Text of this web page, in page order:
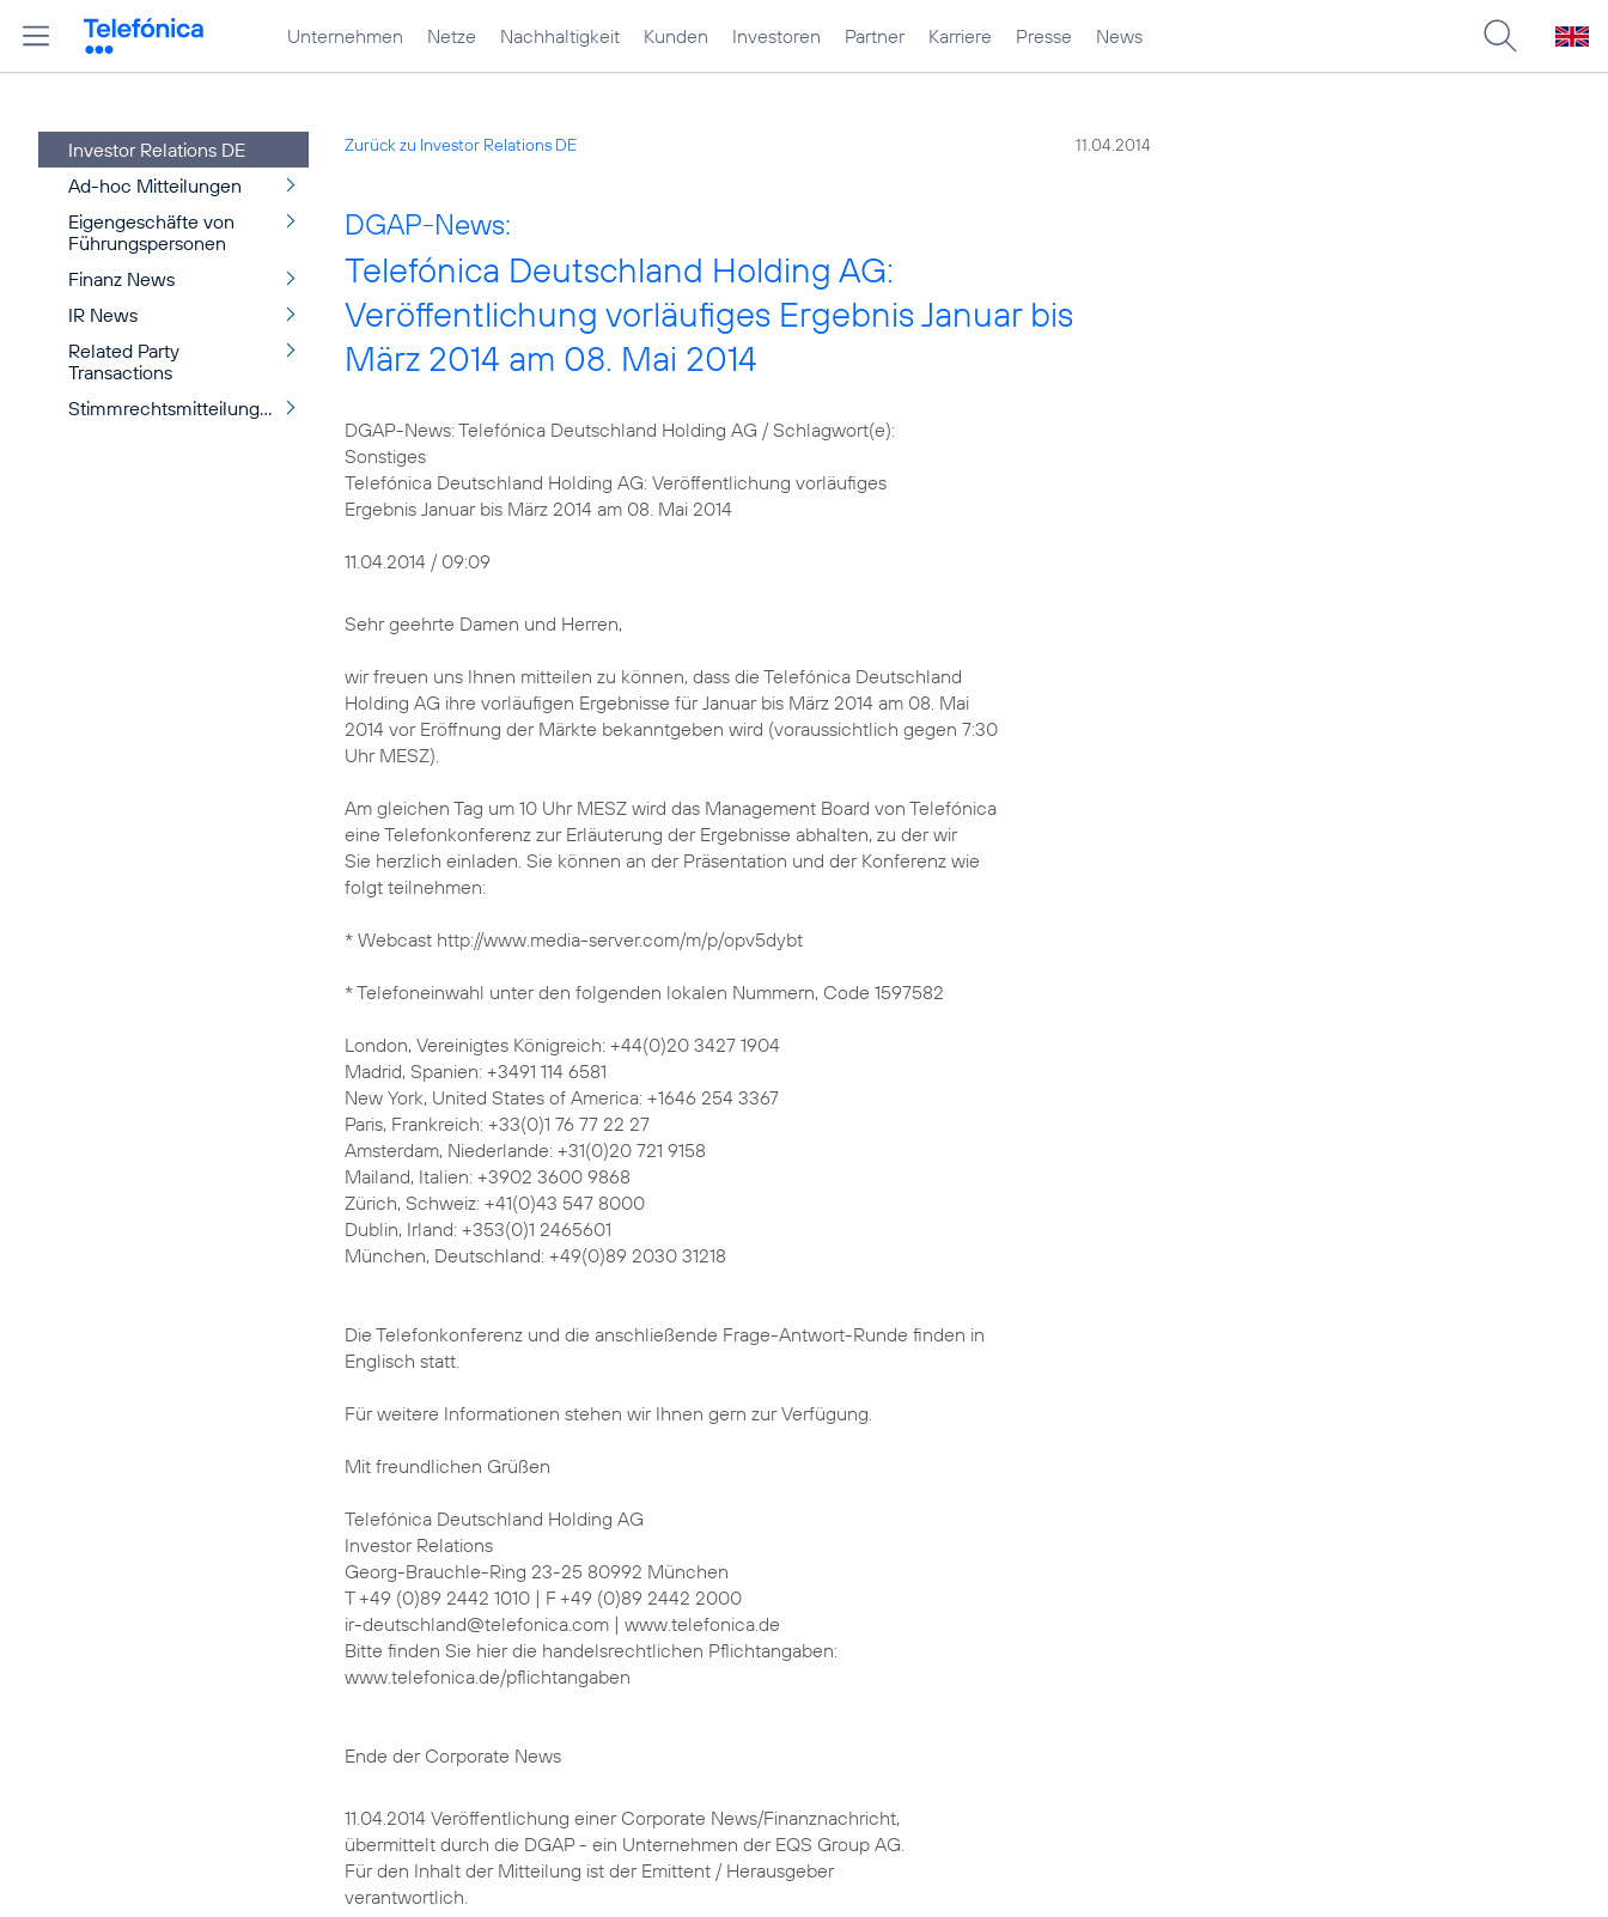
Unternehmen Netze Nachhaltigkeit Kunden Investoren Partner Karriere Presse News
Investor Relations DE
Ad-hoc Mitteilungen
Eigengeschäfte von
Führungspersonen
Finanz News
IR News
Related Party
Transactions
Stimmrechtsmitteilungen
Zurück zu Investor Relations DE 11.04.2014
DGAP-News:
Telefónica Deutschland Holding AG:
Veröffentlichung vorläufiges Ergebnis Januar bis
März 2014 am 08. Mai 2014
DGAP-News: Telefónica Deutschland Holding AG / Schlagwort(e):
Sonstiges
Telefónica Deutschland Holding AG: Veröffentlichung vorläufiges
Ergebnis Januar bis März 2014 am 08. Mai 2014
11.04.2014 / 09:09
Sehr geehrte Damen und Herren,
wir freuen uns Ihnen mitteilen zu können, dass die Telefónica Deutschland
Holding AG ihre vorläufigen Ergebnisse für Januar bis März 2014 am 08. Mai
2014 vor Eröffnung der Märkte bekanntgeben wird (voraussichtlich gegen 7:30
Uhr MESZ).
Am gleichen Tag um 10 Uhr MESZ wird das Management Board von Telefónica
eine Telefonkonferenz zur Erläuterung der Ergebnisse abhalten, zu der wir
Sie herzlich einladen. Sie können an der Präsentation und der Konferenz wie
folgt teilnehmen:
* Webcast http://www.media-server.com/m/p/opv5dybt
* Telefoneinwahl unter den folgenden lokalen Nummern, Code 1597582
London, Vereinigtes Königreich: +44(0)20 3427 1904
Madrid, Spanien: +3491 114 6581
New York, United States of America: +1646 254 3367
Paris, Frankreich: +33(0)1 76 77 22 27
Amsterdam, Niederlande: +31(0)20 721 9158
Mailand, Italien: +3902 3600 9868
Zürich, Schweiz: +41(0)43 547 8000
Dublin, Irland: +353(0)1 2465601
München, Deutschland: +49(0)89 2030 31218
Die Telefonkonferenz und die anschließende Frage-Antwort-Runde finden in
Englisch statt.
Für weitere Informationen stehen wir Ihnen gern zur Verfügung.
Mit freundlichen Grüßen
Telefónica Deutschland Holding AG
Investor Relations
Georg-Brauchle-Ring 23-25 80992 München
T +49 (0)89 2442 1010 | F +49 (0)89 2442 2000
ir-deutschland@telefonica.com | www.telefonica.de
Bitte finden Sie hier die handelsrechtlichen Pflichtangaben:
www.telefonica.de/pflichtangaben
Ende der Corporate News
11.04.2014 Veröffentlichung einer Corporate News/Finanznachricht,
übermittelt durch die DGAP - ein Unternehmen der EQS Group AG.
Für den Inhalt der Mitteilung ist der Emittent / Herausgeber
verantwortlich.